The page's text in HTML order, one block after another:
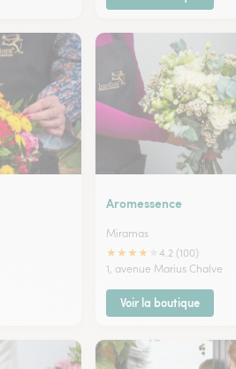
Aromessence
Miramas
★★★★
4.2 (100)
1, avenue Marius Chalve
Voir la boutique